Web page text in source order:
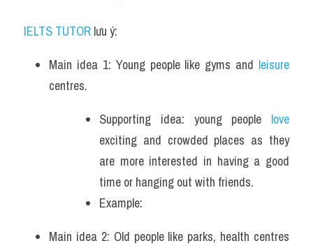
IELTS TUTOR lưu ý:
Main idea 1: Young people like gyms and
centres.
Supporting idea: young people
exciting and crowded places as they
are more interested in having a good
time or hanging out with friends.
Example:
Main idea 2: Old people like parks, health centres